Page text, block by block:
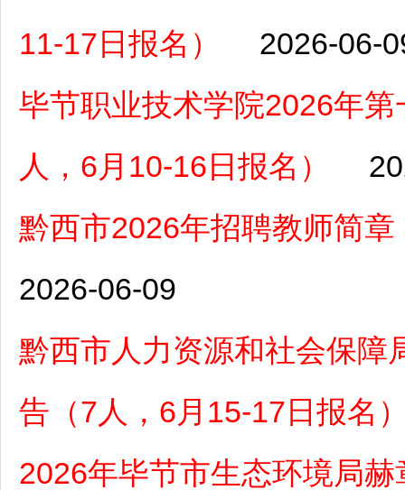
11-17日报名）
2026-06-
毕节职业技术学院2026年
人，6月10-16日报名）
黔西市2026年招聘教师简
2026-06-09
黔西市人力资源和社会保障
告（7人，6月15-17日报名
2026年毕节市生态环境局